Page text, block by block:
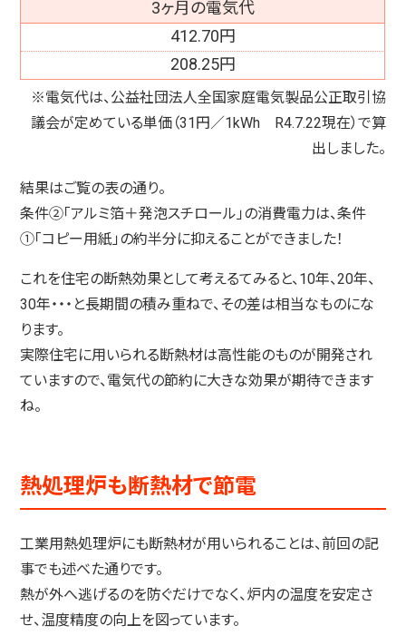
3ヶ月の電気代
412.70円
208.25円
※電気代は、公益社団法人全国家庭電気製品公正取引協
議会が定めている単価（31円／1kWh R4.7.22現在）で算
出しました。
結果はご覧の表の通り。
条件②「アルミ箔＋発泡スチロール」の消費電力は、条件
①「コピー用紙」の約半分に抑えることができました！
これを住宅の断熱効果として考えるてみると、10年、20年、
30年・・・と長期間の積み重ねで、その差は相当なものにな
ります。
実際住宅に用いられる断熱材は高性能のものが開発され
ていますので、電気代の節約に大きな効果が期待できます
ね。
熱処理炉も断熱材で節電
工業用熱処理炉にも断熱材が用いられることは、前回の記
事でも述べた通りです。
熱が外へ逃げるのを防ぐだけでなく、炉内の温度を安定さ
せ、温度精度の向上を図っています。